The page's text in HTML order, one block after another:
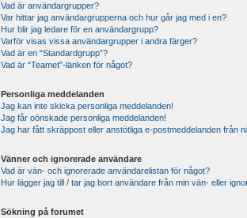
Vad är användargrupper?
Var hittar jag användargrupperna och hur går jag med i en?
Hur blir jag ledare för en användargrupp?
Varför visas vissa användargrupper i andra färger?
Vad är en “Standardgrupp”?
Vad är “Teamet”-länken för något?
Personliga meddelanden
Jag kan inte skicka personliga meddelanden!
Jag får oönskade personliga meddelanden!
Jag har fått skräppost eller anstötliga e-postmeddelanden från
Vänner och ignorerade användare
Vad är vän- och ignorerade användarelistan för något?
Hur lägger jag till / tar jag bort användare från min vän- eller
Sökning på forumet